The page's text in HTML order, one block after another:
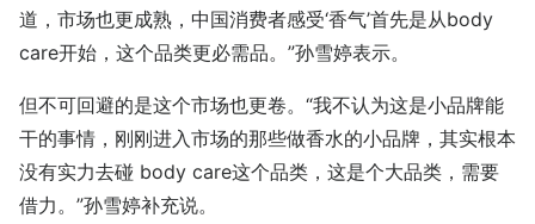
道，市场也更成熟，中国消费者感受‘香气’首先是从body
care开始，这个品类更必需品。”孙雪婷表示。
但不可回避的是这个市场也更卷。“我不认为这是小品牌能
干的事情，刚刚进入市场的那些做香水的小品牌，其实根本
没有实力去碰 body care这个品类，这是个大品类，需要
借力。”孙雪婷补充说。